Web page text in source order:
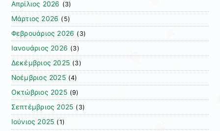
Απρίλιος 2026 (3)
Μάρτιος 2026 (5)
Φεβρουάριος 2026 (3)
Ιανουάριος 2026 (3)
Δεκέμβριος 2025 (3)
Νοέμβριος 2025(4)
Οκτώβριος 2025(9)
Σεπτέμβριος 2025 (3)
Ιούνιος 2025 (1)